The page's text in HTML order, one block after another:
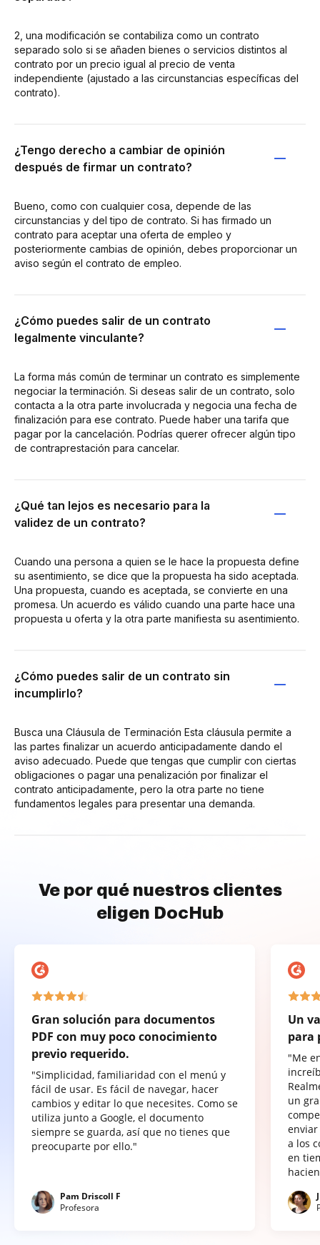
2, una modificación se contabiliza como un contrato
separado solo si se añaden bienes o servicios distintos al
contrato por un precio igual al precio de venta
independiente (ajustado a las circunstancias específicas del
contrato).
¿Tengo derecho a cambiar de opinión
después de firmar un contrato?
Bueno, como con cualquier cosa, depende de las
circunstancias y del tipo de contrato. Si has firmado un
contrato para aceptar una oferta de empleo y
posteriormente cambias de opinión, debes proporcionar un
aviso según el contrato de empleo.
¿Cómo puedes salir de un contrato
legalmente vinculante?
La forma más común de terminar un contrato es simplemente
negociar la terminación. Si deseas salir de un contrato, solo
contacta a la otra parte involucrada y negocia una fecha de
finalización para ese contrato. Puede haber una tarifa que
pagar por la cancelación. Podrías querer ofrecer algún tipo
de contraprestación para cancelar.
¿Qué tan lejos es necesario para la
validez de un contrato?
Cuando una persona a quien se le hace la propuesta define
su asentimiento, se dice que la propuesta ha sido aceptada.
Una propuesta, cuando es aceptada, se convierte en una
promesa. Un acuerdo es válido cuando una parte hace una
propuesta u oferta y la otra parte manifiesta su asentimiento.
¿Cómo puedes salir de un contrato sin
incumplirlo?
Busca una Cláusula de Terminación Esta cláusula permite a
las partes finalizar un acuerdo anticipadamente dando el
aviso adecuado. Puede que tengas que cumplir con ciertas
obligaciones o pagar una penalización por finalizar el
contrato anticipadamente, pero la otra parte no tiene
fundamentos legales para presentar una demanda.
Ve por qué nuestros clientes
eligen DocHub
Gran solución para documentos
PDF con muy poco conocimiento
previo requerido.
"Simplicidad, familiaridad con el menú y
fácil de usar. Es fácil de navegar, hacer
cambios y editar lo que necesites. Como se
utiliza junto a Google, el documento
siempre se guarda, así que no tienes que
preocuparte por ello."
Pam Driscoll F
Profesora
Un
para
"Me
un
a los
en